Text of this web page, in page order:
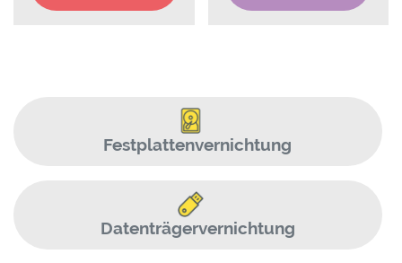
Festplattenvernichtung
Datenträgervernichtung